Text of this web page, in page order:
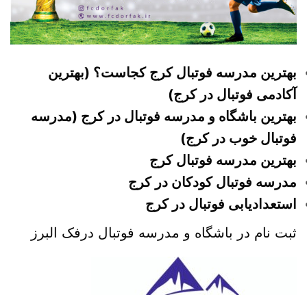
بهترین مدرسه فوتبال کرج کجاست؟ (بهترین
آکادمی فوتبال در کرج)
بهترین باشگاه و مدرسه فوتبال در کرج (مدرسه
فوتبال خوب در کرج)
بهترین مدرسه فوتبال کرج
مدرسه فوتبال کودکان در کرج
استعدادیابی فوتبال در کرج
ثبت نام در باشگاه و مدرسه فوتبال درفک البرز